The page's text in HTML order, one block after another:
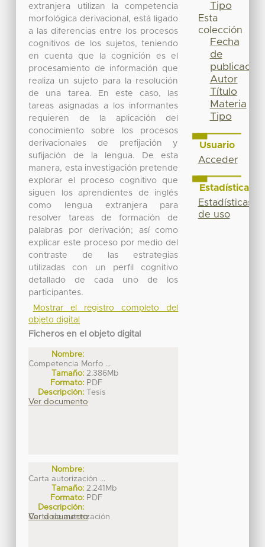
extranjera utilizan la competencia
morfológica derivacional, está ligado
a las diferencias entre los procesos
cognitivos de los sujetos, teniendo
en cuenta que la cognición es el
procesamiento de información que
realiza un sujeto para la resolución
de una tarea. En este caso, las
tareas asignadas a los informantes
requieren de la aplicación del
conocimiento sobre los procesos
derivacionales de prefijación y
sufijación de la lengua. De esta
manera, esta investigación pretende
explorar el proceso cognitivo que
siguen los aprendientes de inglés
como lengua extranjera para
resolver tareas de formación de
palabras por derivación; así como
explicar este proceso por medio del
contraste de las estrategias
utilizadas con un perfil cognitivo
detallado de cada uno de los
participantes.
Mostrar el registro completo del
objeto digital
Ficheros en el objeto digital
Nombre:
Competencia Morfo ...
Tamaño: 2.386Mb
Formato: PDF
Descripción: Tesis
Ver documento
Nombre:
Carta autorización ...
Tamaño: 2.241Mb
Formato: PDF
Descripción:
Carta de autorización
Ver documento
Tipo
Esta
colección
Fecha
de
publicación
Autor
Título
Materia
Tipo
Usuario
Acceder
Estadísticas
Estadísticas
de uso